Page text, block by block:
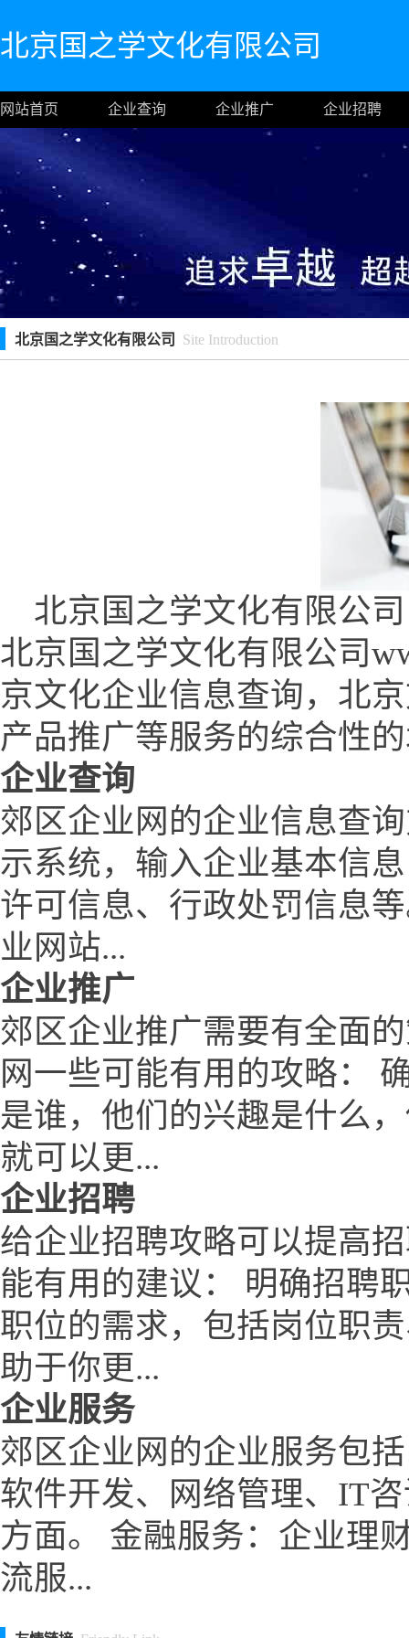
北京国之学文化有限公司
网站首页 企业查询 企业推广 企业招聘
北京国之学文化有限公司 Site Introduction
北京国之学文化有限公司
北京国之学文化有限公司
京文化企业信息查询，北
产品推广等服务的综合性
企业查询
郊区企业网的企业信息查
示系统，输入企业基本信
许可信息、行政处罚信息
业网站...
企业推广
郊区企业推广需要有全面
网一些可能有用的攻略：
是谁，他们的兴趣是什么
就可以更...
企业招聘
给企业招聘攻略可以提高
能有用的建议： 明确招聘
职位的需求，包括岗位职
助于你更...
企业服务
郊区企业网的企业服务包
软件开发、网络管理、IT
方面。 金融服务：企业理
流服...